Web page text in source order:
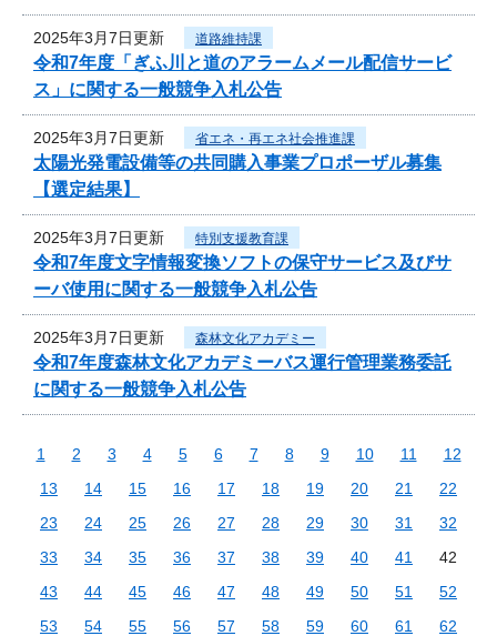
2025年3月7日更新 道路維持課
令和7年度「ぎふ川と道のアラームメール配信サービ
ス」に関する一般競争入札公告
2025年3月7日更新 省エネ・再エネ社会推進課
太陽光発電設備等の共同購入事業プロポーザル募集
【選定結果】
2025年3月7日更新 特別支援教育課
令和7年度文字情報変換ソフトの保守サービス及びサ
ーバ使用に関する一般競争入札公告
2025年3月7日更新 森林文化アカデミー
令和7年度森林文化アカデミーバス運行管理業務委託
に関する一般競争入札公告
1 2 3 4 5 6 7 8 9 10 11
12
13
14 15 16 17 18 19 20 21
22
23
24 25 26 27 28 29 30 31
32
33
34 35 36 37 38 39 40 41
42
43
44 45 46 47 48 49 50 51
52
53
54 55 56 57 58 59 60 61
62